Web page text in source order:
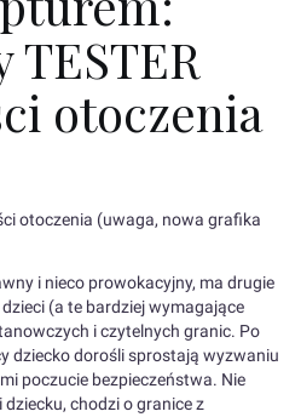
TESTER
otoczenia
otoczenia (uwaga, nowa grafika
i nieco prowokacyjny, ma drugie
(a te bardziej wymagające
i czytelnych granic. Po
dziecko dorośli sprostają wyzwaniu
poczucie bezpieczeństwa. Nie
chodzi o granice z